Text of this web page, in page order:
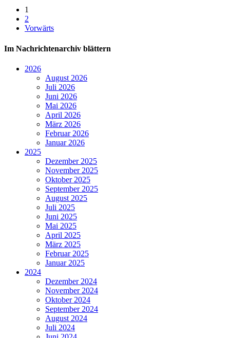
1
2
Vorwärts
Im Nachrichtenarchiv blättern
2026
August 2026
Juli 2026
Juni 2026
Mai 2026
April 2026
März 2026
Februar 2026
Januar 2026
2025
Dezember 2025
November 2025
Oktober 2025
September 2025
August 2025
Juli 2025
Juni 2025
Mai 2025
April 2025
März 2025
Februar 2025
Januar 2025
2024
Dezember 2024
November 2024
Oktober 2024
September 2024
August 2024
Juli 2024